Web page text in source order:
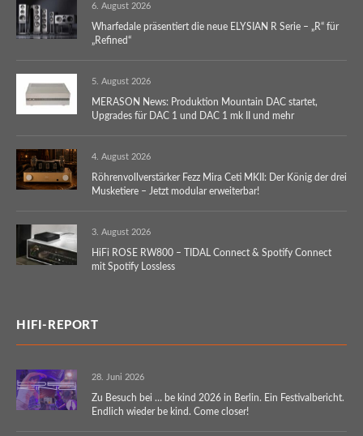
6. August 2026
Wharfedale präsentiert die neue ELYSIAN R Serie – „R“ für
„Refined“
5. August 2026
MERASON News: Produktion Mountain DAC startet,
Upgrades für DAC 1 und DAC 1 mk II und mehr
4. August 2026
Röhrenvollverstärker Fezz Mira Ceti MKII: Der König der drei
Musketiere – Jetzt modular erweiterbar!
3. August 2026
HiFi ROSE RW800 – TIDAL Connect & Spotify Connect
mit Spotify Lossless
HIFI-REPORT
28. Juni 2026
Zu Besuch bei … be kind 2026 in Berlin. Ein Festivalbericht.
Endlich wieder be kind. Come closer!